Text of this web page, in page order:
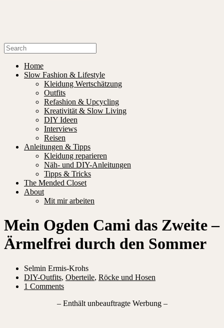
Home
Slow Fashion & Lifestyle
Kleidung Wertschätzung
Outfits
Refashion & Upcycling
Kreativität & Slow Living
DIY Ideen
Interviews
Reisen
Anleitungen & Tipps
Kleidung reparieren
Näh- und DIY-Anleitungen
Tipps & Tricks
The Mended Closet
About
Mit mir arbeiten
Mein Ogden Cami das Zweite –
Ärmelfrei durch den Sommer
Selmin Ermis-Krohs
DIY-Outfits, Oberteile, Röcke und Hosen
1 Comments
– Enthält unbeauftragte Werbung –